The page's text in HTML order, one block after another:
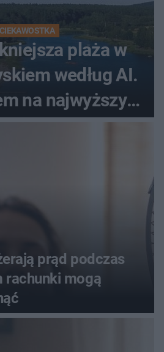
CIEKAWOSTKA
plaża w
według AI.
na najwyższy
prąd podczas
rachunki mogą